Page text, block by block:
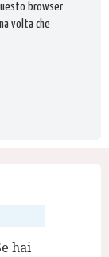
browser
volta che
hai